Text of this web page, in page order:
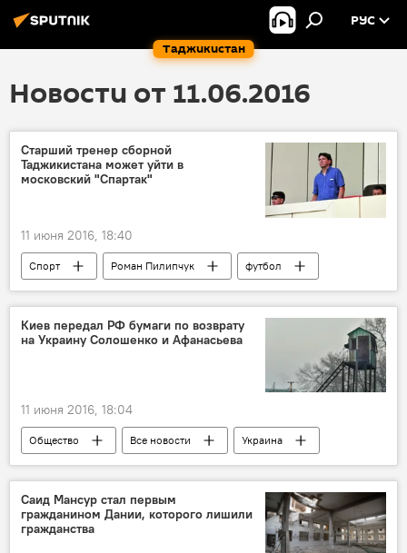
Таджикистан
РУС
Новости от 11.06.2016
Старший тренер сборной
Таджикистана может уйти в
московский "Спартак"
11 июня 2016, 18:40
Спорт Роман Пилипчук
футбол
тренер
Киев передал РФ бумаги по возврату
на Украину Солошенко и Афанасьева
11 июня 2016, 18:04
Общество Все новости
Украина
суд
Россия
Саид Мансур стал первым
гражданином Дании, которого лишили
гражданства